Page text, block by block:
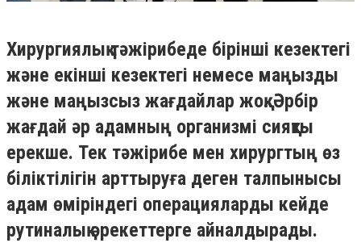
Хирургиялық тәжірибеде бірінші кезектегі
және екінші кезектегі немесе маңызды
және маңызсыз жағдайлар жоқ. Әрбір
жағдай әр адамның организмі сияқты
ерекше. Тек тәжірибе мен хирургтың өз
біліктілігін арттыруға деген талпынысы
адам өміріндегі операцияларды кейде
рутиналық әрекеттерге айналдырады.